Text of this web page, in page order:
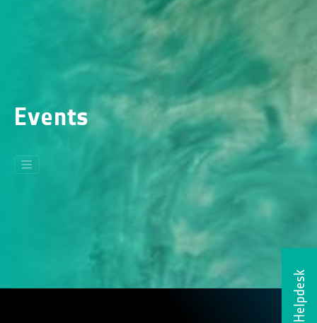
Helpdesk
Events